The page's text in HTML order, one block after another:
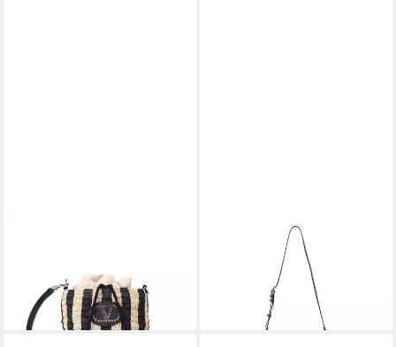
lieferbar - in 3-4 Werktagen bei dir
Umhängetasche
UVP 2.600,00 €
lieferbar - in 3-4 Werktagen bei dir